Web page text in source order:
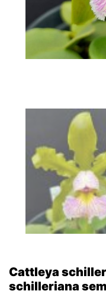
Cattleya
schilleriana